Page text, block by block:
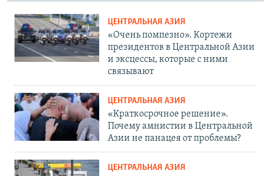
ЦЕНТРАЛЬНАЯ АЗИЯ
«Очень помпезно». Кортежи
президентов в Центральной Азии
и эксцессы, которые с ними
связывают
ЦЕНТРАЛЬНАЯ АЗИЯ
«Краткосрочное решение».
Почему амнистии в Центральной
Азии не панацея от проблемы?
ЦЕНТРАЛЬНАЯ АЗИЯ